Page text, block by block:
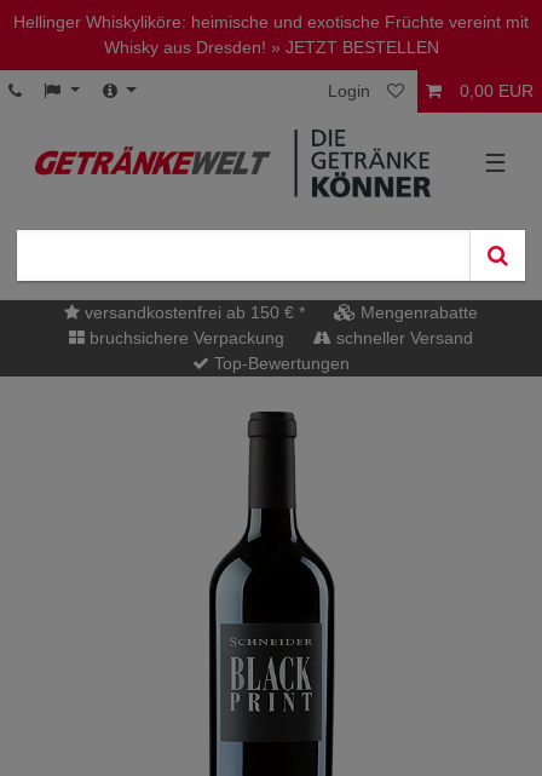
Hellinger Whiskyliköre: heimische und exotische Früchte vereint mit
Whisky aus Dresden! » JETZT BESTELLEN
Login 0,00 EUR
☰
versandkostenfrei ab 150 € *
Mengenrabatte
bruchsichere Verpackung
schneller Versand
Top-Bewertungen